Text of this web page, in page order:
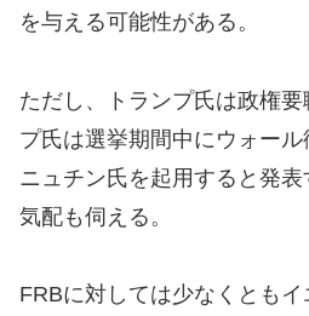
を与える可能性がある。
ただし、トランプ氏は政権
プ氏は選挙期間中にウォー
ニュチン氏を起用すると発
気配も伺える。
FRBに対しては少なくとも